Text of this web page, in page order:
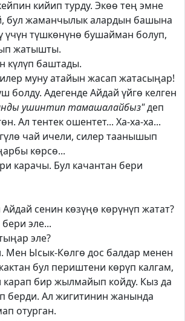
кийип турду. Экөө тең эмне
бул жаманчылык алардын башына
үчүн түшкөнүнө бушайман болуп,
жатышты.
күлүп баштады.
муну атайын жасап жатасыңар!
болду. Адегенде Айдай үйгө келген
ушинтип тамашалайбыз"деп
Ал тентек ошентет... Ха-ха-ха...
чай ичели, силер таанышып
көрсө...
карачы. Бул качантан бери
сенин көзүңө көрүнүп жатат?
эле...
эле?
Мен Ысык-Көлгө дос балдар менен
бул периштени көрүп калгам,
бир жылмайып койду. Кыз да
берди. Ал жигитинин жанында
отурган.